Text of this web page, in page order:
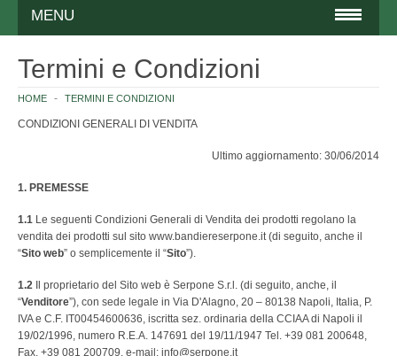
MENU
ITALIA ED UNIONE EUROPEA
EUROPA
AFRICA
AMERICA
ASIA
Termini e Condizioni
HOME TERMINI E CONDIZIONI
CONDIZIONI GENERALI DI VENDITA
Ultimo aggiornamento: 30/06/2014
1. PREMESSE
1.1 Le seguenti Condizioni Generali di Vendita dei prodotti regolano la
vendita dei prodotti sul sito www.bandiereserpone.it (di seguito, anche il
“Sito web” o semplicemente il “Sito”).
1.2 Il proprietario del Sito web è Serpone S.r.l. (di seguito, anche, il
“Venditore”), con sede legale in Via D'Alagno, 20 – 80138 Napoli, Italia, P.
IVA e C.F. IT00454600636, iscritta sez. ordinaria della CCIAA di Napoli il
19/02/1996, numero R.E.A. 147691 del 19/11/1947 Tel. +39 081 200648,
Fax. +39 081 200709, e-mail: info@serpone.it